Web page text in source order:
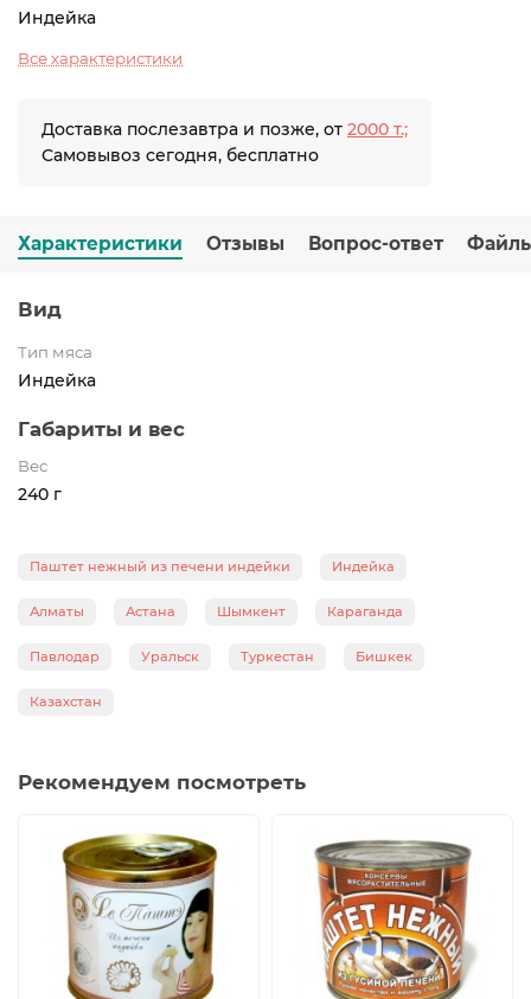
Индейка
Все характеристики
Доставка послезавтра и позже, от 2000 т.;
Самовывоз сегодня, бесплатно
Характеристики Отзывы Вопрос-ответ
Вид
Тип мяса
Индейка
Габариты и вес
Вес
240 г
Паштет нежный из печени индейки Индейка
Алматы Астана Шымкент Караганда
Павлодар Уральск Туркестан Бишкек
Казахстан
Рекомендуем посмотреть